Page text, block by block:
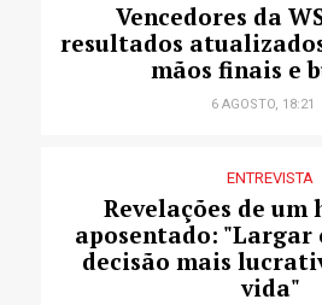
Vencedores da
resultados
mãos finais e
6 AGOSTO, 18:21
ENTREVISTA
Revelações de
aposentado:
decisão mais
vida"